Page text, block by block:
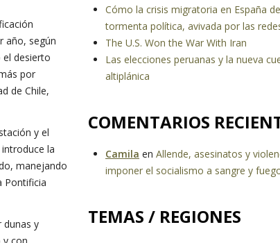
año, según
el desierto
por
de Chile,
y el
la
manejando
Pontificia
dunas y
Cómo la crisis migratoria en España
tormenta política, avivada por las
The U.S. Won the War With Iran
Las elecciones peruanas y la nueva
altiplánica
COMENTARIOS
Camila en Allende, asesinatos y
imponer el socialismo a sangre y
TEMAS / REGIONES